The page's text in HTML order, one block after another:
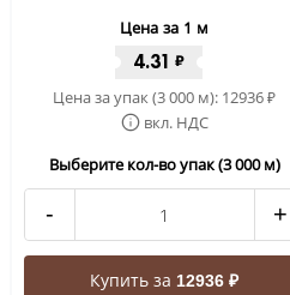
Цена за 1 м
4.31 ₽
Цена за упак (3 000 м): 12936₽
вкл. НДС
Выберите кол-во упак (3 000 м)
- +
Купить за12936 ₽